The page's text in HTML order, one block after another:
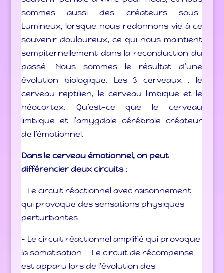
sommes aussi des créateurs sous-
Lumineux, lorsque nous redonnons vie à ce
souvenir douloureux, ce qui nous maintient
sempiternellement dans la reconduction du
passé. Nous sommes le résultat d’une
évolution biologique. Les 3 cerveaux : le
cerveau reptilien, le cerveau limbique et le
néocortex. Qu’est-ce que le cerveau
limbique et l’amygdale cérébrale créateur
de l’émotionnel.
Dans le cerveau émotionnel, on peut
différencier deux circuits :
– Le circuit réactionnel avec raisonnement
qui provoque des sensations physiques
perturbantes.
– Le circuit réactionnel amplifié qui provoque
la somatisation. – Le circuit de récompense
est apparu lors de l’évolution des